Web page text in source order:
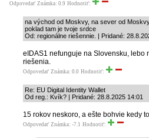
Odpovedať Známka: 0.9 Hodnotiť:
na východ od Moskvy, na sever od
poklad tam je tvoje srdce
Od: regionálne riešennie. | Pridané:
eIDAS1 nefunguje na Slovensku,
riešenia.
Odpovedať Známka: 0.0 Hodnotiť:
Re: EU Digital Identity Wallet
Od reg.: Kvík? | Pridané: 28.8.2025 14:01
15 rokov neskoro, a ešte bohvie kedy
Odpovedať Známka: -7.1 Hodnotiť: